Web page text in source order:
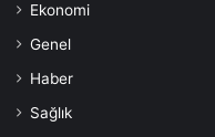
Ekonomi
Genel
Haber
Sağlık